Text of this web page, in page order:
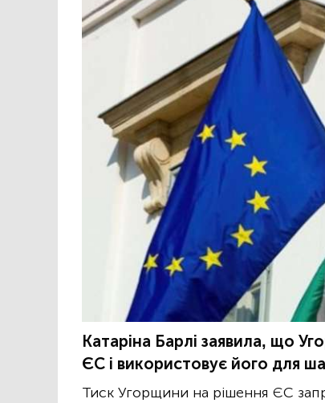
Катаріна Барлі заявила, що
ЄС і використовує його для
Тиск Угорщини на рішення ЄС